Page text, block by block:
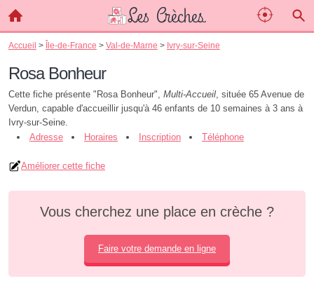
Accueil > Île-de-France > Val-de-Marne > Ivry-sur-Seine
Rosa Bonheur
Cette fiche présente "Rosa Bonheur", Multi-Accueil, située 65 Avenue de
Verdun, capable d'accueillir jusqu'à 46 enfants de 10 semaines à 3 ans à
Ivry-sur-Seine.
Adresse
Horaires Inscription Téléphone
Améliorer cette fiche
Vous cherchez une place en crèche ?
Faire votre demande en ligne